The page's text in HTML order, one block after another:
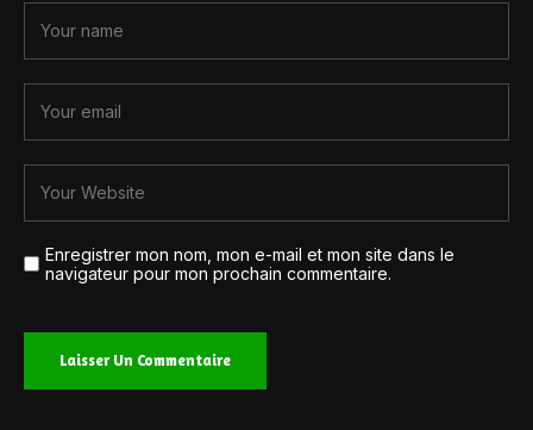
Enregistrer mon nom, mon e-mail et mon site dans le
navigateur pour mon prochain commentaire.